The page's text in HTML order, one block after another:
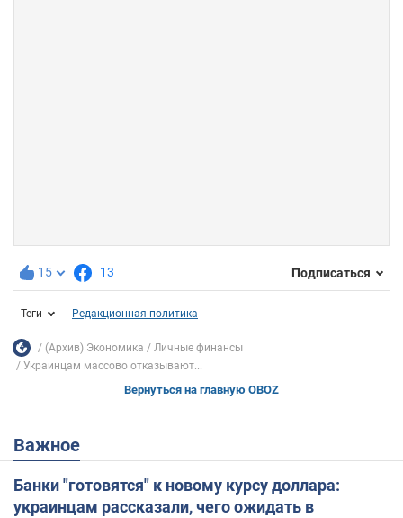
15 13 Подписаться
Теги Редакционная политика
(Архив) Экономика
Личные финансы
Украинцам массово отказывают...
Вернуться на главную OBOZ
Важное
Банки "готовятся" к новому курсу доллара:
украинцам рассказали, чего ожидать в